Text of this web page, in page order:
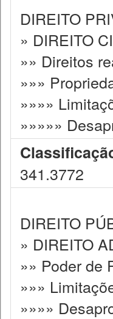
DIREITO
» DIREITO
»» Direitos
»»»
»»»»
»»»»»
341.3772
DIREITO
» DIREITO
»» Poder de
»»»
»»»»